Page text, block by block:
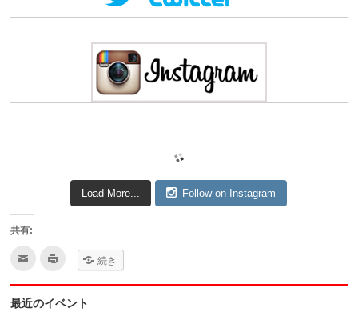
Load More... Follow on Instagram
共有:
ク
し
て
ク
て
続き
最近のイベント